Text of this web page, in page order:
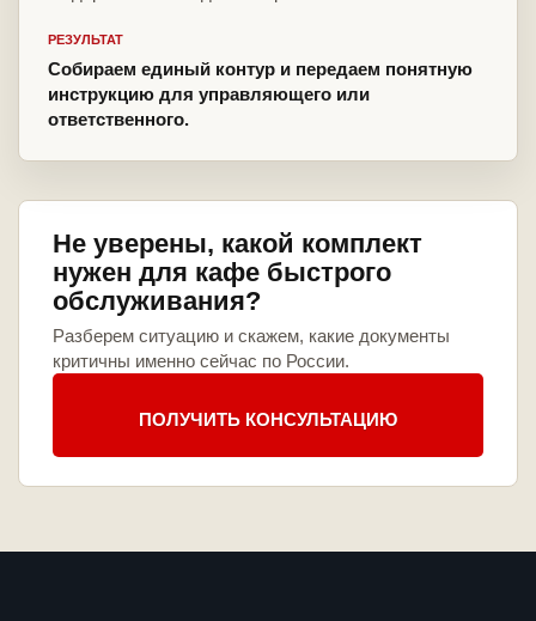
РЕЗУЛЬТАТ
Собираем единый контур и передаем понятную
инструкцию для управляющего или
ответственного.
Не уверены, какой комплект
нужен для кафе быстрого
обслуживания?
Разберем ситуацию и скажем, какие документы
критичны именно сейчас по России.
ПОЛУЧИТЬ КОНСУЛЬТАЦИЮ